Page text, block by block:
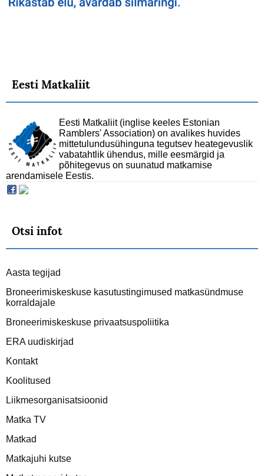
Eesti Matkaliit
Eesti Matkaliit (inglise keeles Estonian
Ramblers' Association) on avalikes huvides
mittetulundusühinguna tegutsev heategevuslik
vabatahtlik ühendus, mille eesmärgid ja
põhitegevus on suunatud matkamise
arendamisele Eestis.
Otsi infot
Aasta tegijad
Broneerimiskeskuse kasutustingimused matkasündmuse
korraldajale
Broneerimiskeskuse privaatsuspoliitika
ERA uudiskirjad
Kontakt
Koolitused
Liikmesorganisatsioonid
Matka TV
Matkad
Matkajuhi kutse